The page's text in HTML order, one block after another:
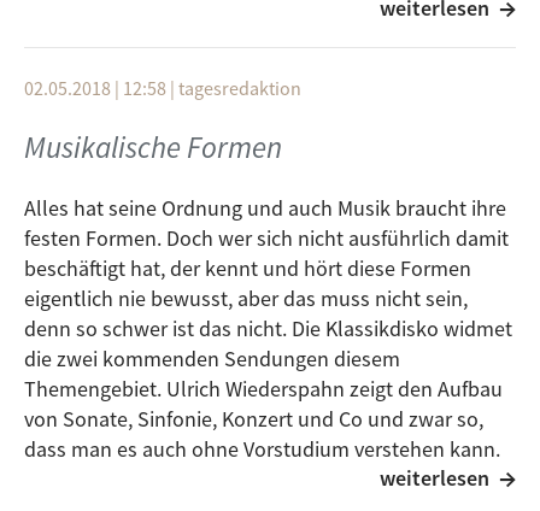
zusetzen, wo Hass, Intoleranz, Rassismus in aller Art,
Angemeldete MusikerInnen bei 7. Ulmer
Annika Wondra, Furkan Arpacı, Refika Scheufele,
Hannes Hiller, Frank Kubitschek, Sebastian Jooß,
Johannes Honnef, Ayhan Coşkun, Martin Hefele und
einige weitere Musiker.
Es findet kein Verkauf statt, die Besucher sind
eingeladen, ihr eigenes Picknick mitzubringen und
geg. mit anderen zu teilen.
Bei Regen bitte den Schirm oder auch ein Pavillon
mitbringen, Musik gibt es auf jeden Fall.
Im Organisationsteam sind dieses Jahr Şengül Özcan,
es zu dem Festival
im Mai 2009 dabei. Er war Mitbegründer der
Konzertreihe "Bands gegen Rechts" und ist immer
noch im Orga Team dabei. Wenn sich einer auskennt,
weiterlesen
02.05.2018 | 12:58 | tagesredaktion
Musikalische Formen
Alles hat seine Ordnung und auch Musik braucht ihre
festen Formen. Doch wer sich nicht ausführlich damit
beschäftigt hat, der kennt und hört diese Formen
eigentlich nie bewusst, aber das muss nicht sein,
denn so schwer ist das nicht. Die Klassikdisko widmet
die zwei kommenden Sendungen diesem
Themengebiet. Ulrich Wiederspahn zeigt den Aufbau
von Sonate, Sinfonie, Konzert und Co und zwar so,
dass man es auch ohne Vorstudium verstehen kann.
Denn in der Musik ist es wie im richtigen Leben, nicht
weiterlesen